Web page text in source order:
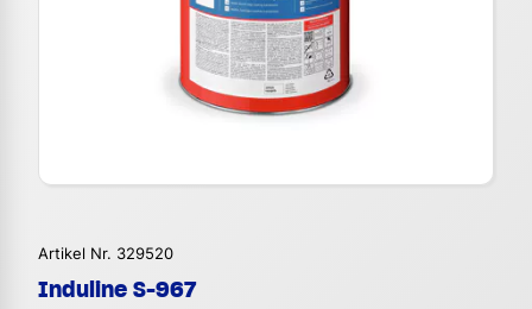
Artikel Nr. 329520
Induline S-967